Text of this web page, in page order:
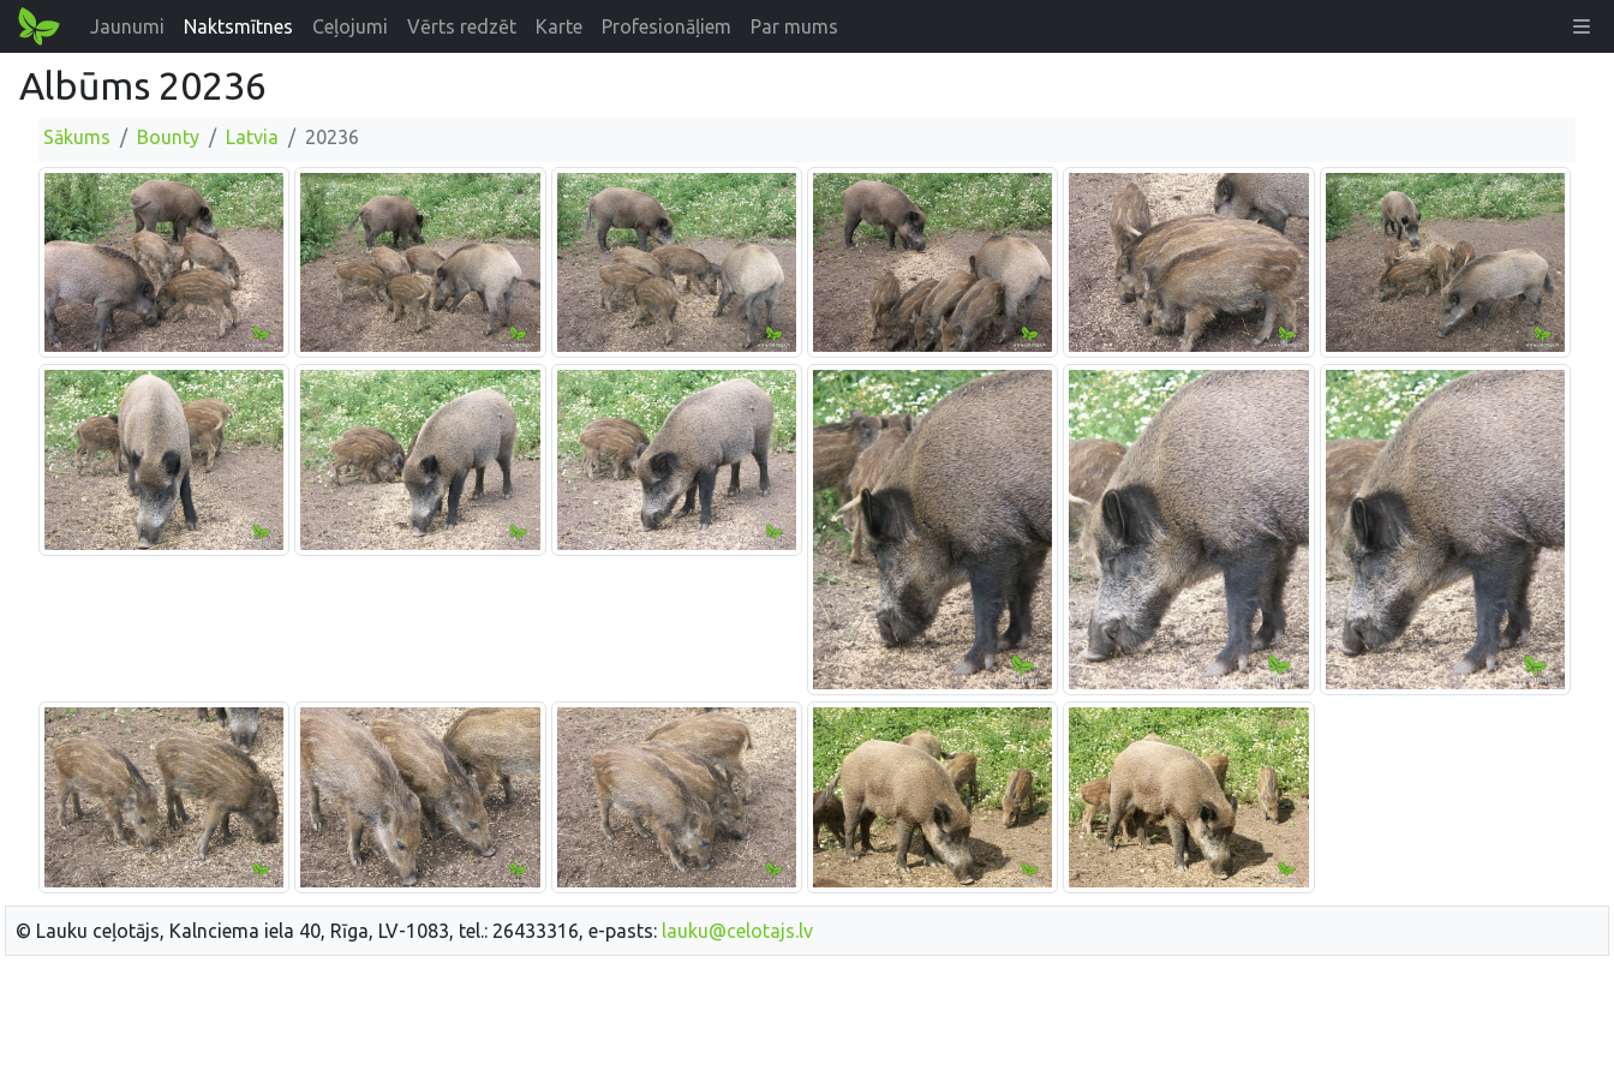
Jaunumi Naktsmītnes Ceļojumi Vērts redzēt Karte Profesionāļiem Par mums
Albūms 20236
Sākums Bounty Latvia 20236
© Lauku ceļotājs, Kalnciema iela 40, Rīga, LV-1083, tel.: 26433316, e-pasts: lauku@celotajs.lv